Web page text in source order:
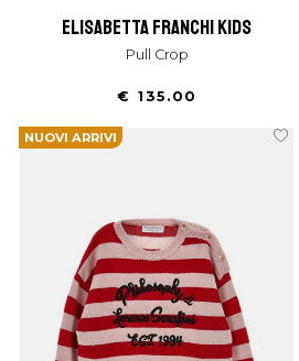
elisabetta franchi kids
Pull Crop
€ 135.00
NUOVI ARRIVI